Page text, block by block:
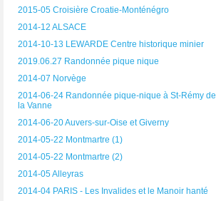
2015-05 Croisière Croatie-Monténégro
2014-12 ALSACE
2014-10-13 LEWARDE Centre historique minier
2019.06.27 Randonnée pique nique
2014-07 Norvège
2014-06-24 Randonnée pique-nique à St-Rémy de
la Vanne
2014-06-20 Auvers-sur-Oise et Giverny
2014-05-22 Montmartre (1)
2014-05-22 Montmartre (2)
2014-05 Alleyras
2014-04 PARIS - Les Invalides et le Manoir hanté